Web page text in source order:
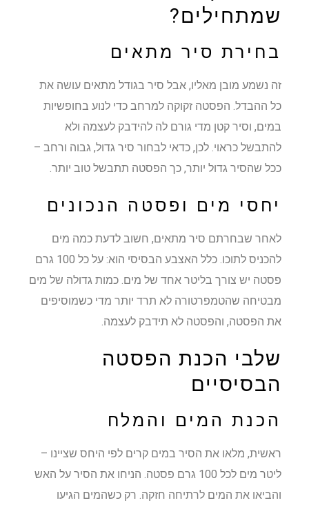
שמתחילים?
בחירת סיר מתאים
זה נשמע מובן מאליו, אבל סיר בגודל מתאים עושה את
כל ההבדל. הפסטה זקוקה למרחב כדי לנוע בחופשיות
במים, וסיר קטן מדי גורם לה להידבק לעצמה ולא
להתבשל כראוי. לכן, כדאי לבחור סיר גדול, גבוה ורחב –
ככל שהסיר גדול יותר, כך הפסטה תתבשל טוב יותר.
יחסי מים ופסטה הנכונים
לאחר שבחרתם סיר מתאים, חשוב לדעת כמה מים
להכניס לתוכו. כלל האצבע הבסיסי הוא: על כל 100 גרם
פסטה יש צורך בליטר אחד של מים. כמות גדולה של מים
מבטיחה שהטמפרטורה לא תרד יותר מדי כשמוסיפים
את הפסטה, והפסטה לא תידבק לעצמה.
שלבי הכנת הפסטה
הבסיסיים
הכנת המים והמלח
ראשית, מלאו את הסיר במים קרים לפי היחס שציינו –
ליטר מים לכל 100 גרם פסטה. הניחו את הסיר על האש
והביאו את המים לרתיחה חזקה. רק כשהמים הגיעו